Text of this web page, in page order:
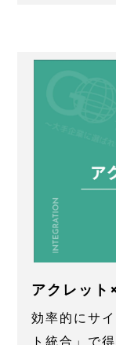
アクレッ
効率的にサ
ト統合」で